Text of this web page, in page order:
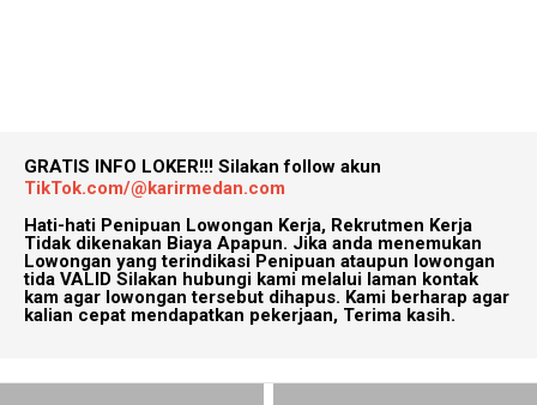
GRATIS INFO LOKER!!! Silakan follow akun
TikTok.com/@karirmedan.com
Hati-hati Penipuan Lowongan Kerja, Rekrutmen Kerja
Tidak dikenakan Biaya Apapun. Jika anda menemukan
Lowongan yang terindikasi Penipuan ataupun lowongan
tida VALID Silakan hubungi kami melalui laman kontak
kam agar lowongan tersebut dihapus. Kami berharap agar
kalian cepat mendapatkan pekerjaan, Terima kasih.